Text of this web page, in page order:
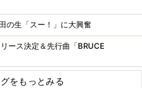
生「スー！」に大興奮
ース決定＆先行曲「BRUCE
をもっとみる